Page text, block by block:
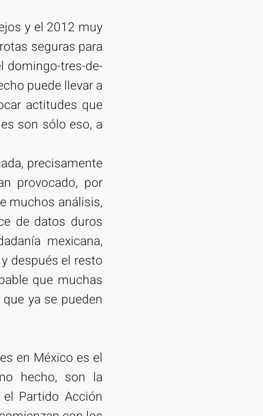
y el 2012 muy
seguras para
domingo-tres-de-
puede llevar a
actitudes que
son sólo eso, a
precisamente
provocado, por
muchos análisis,
de datos duros
mexicana,
después el resto
que muchas
ya se pueden
en México es el
hecho, son la
Partido Acción